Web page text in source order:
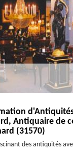
Antiquaire de
(31570)
des antiquités